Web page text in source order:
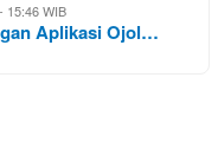
15:46 WIB
Aplikasi Ojol…